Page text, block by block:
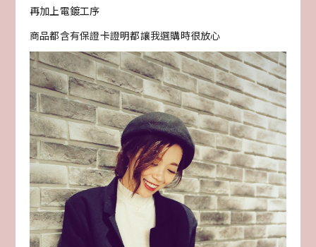
再加上電鍍工序
商品都含有保證卡證明都讓我選購時很放心